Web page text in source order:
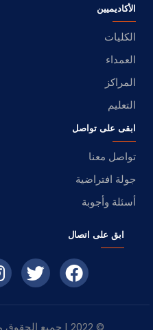
الأكاديميين
الكليات
العمداء
المراكز
التعليم
ابقى على تواصل
تواصل معنا
جولة افتراضية
أسئلة وأجوبة
ابق على اتصال
© 2022 | جميع الحقوق محفوظه